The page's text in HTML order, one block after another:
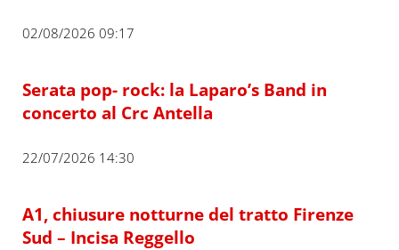
02/08/2026 09:17
Serata pop- rock: la Laparo’s Band in
concerto al Crc Antella
22/07/2026 14:30
A1, chiusure notturne del tratto Firenze
Sud – Incisa Reggello